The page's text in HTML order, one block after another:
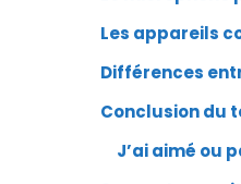
Les appareils
Différences
Conclusion du
J’ai aimé ou